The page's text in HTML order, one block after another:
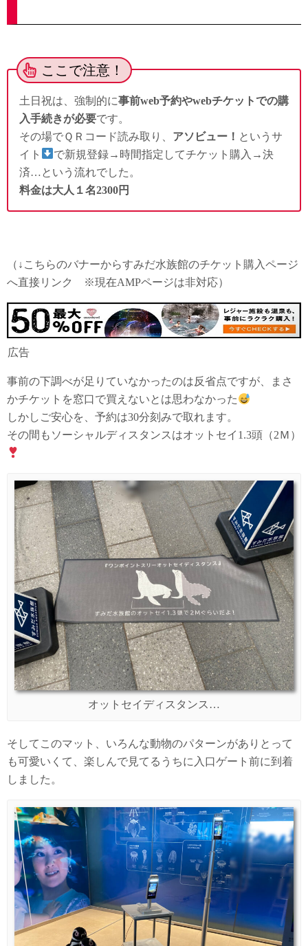
ここで注意！
土日祝は、強制的に事前web予約やwebチケットでの購
入手続きが必要です。
その場でＱＲコード読み取り、 アソビュー！ というサ
イト
で新規登録→時間指定してチケット購入→決
済…という流れでした。
料金は大人１名2300円
（↓こちらのバナーからすみだ水族館のチケット購入ページ
へ直接リンク ※現在AMPページは非対応）
広告
事前の下調べが足りていなかったのは反省点ですが、まさ
かチケットを窓口で買えないとは思わなかった
しかしご安心を、予約は30分刻みで取れます。
その間もソーシャルディスタンスはオットセイ1.3頭（2Ｍ）
オットセイディスタンス…
そしてこのマット、いろんな動物のパターンがありとって
も可愛いくて、楽しんで見てるうちに入口ゲート前に到着
しました。